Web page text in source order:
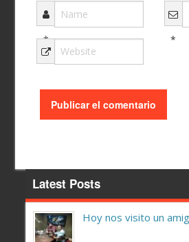
* *
Latest Posts
Hoy nos visito un